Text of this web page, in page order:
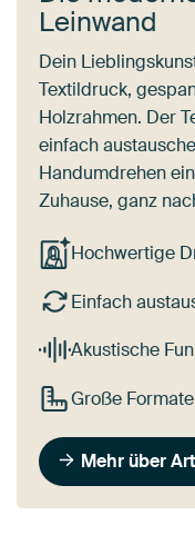
Leinwand
Dein
Textildruck,
Holzrahmen. Der
einfach
Handumdrehen
Zuhause, ganz
Hochwertige
Einfach
Akustische
Große
Mehr über